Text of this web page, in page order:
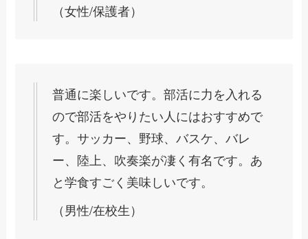
（女性/保護者）
普通に楽しいです。部活に力を入れる
ので部活をやりたい人にはおすすめで
す。サッカー、野球、バスケ、バレ
ー、陸上、吹奏楽が凄く有名です。あ
と学食すごく美味しいです。
（男性/在校生）